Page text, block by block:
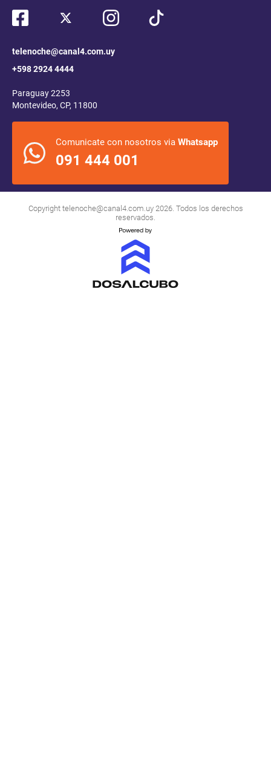
telenoche@canal4.com.uy
+598 2924 4444
Paraguay 2253
Montevideo, CP, 11800
Comunicate con nosotros via Whatsapp
091 444 001
Copyright telenoche@canal4.com.uy2026. Todos los derechos
reservados.